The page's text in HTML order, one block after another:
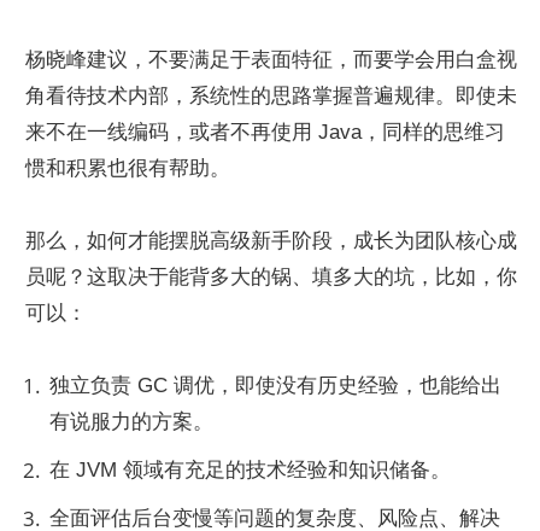
杨晓峰建议，不要满足于表面特征，而要学会用白盒视
角看待技术内部，系统性的思路掌握普遍规律。即使未
来不在一线编码，或者不再使用 Java，同样的思维习
惯和积累也很有帮助。
那么，如何才能摆脱高级新手阶段，成长为团队核心成
员呢？这取决于能背多大的锅、填多大的坑，比如，你
可以：
独立负责 GC 调优，即使没有历史经验，也能给出
有说服力的方案。
在 JVM 领域有充足的技术经验和知识储备。
全面评估后台变慢等问题的复杂度、风险点、解决